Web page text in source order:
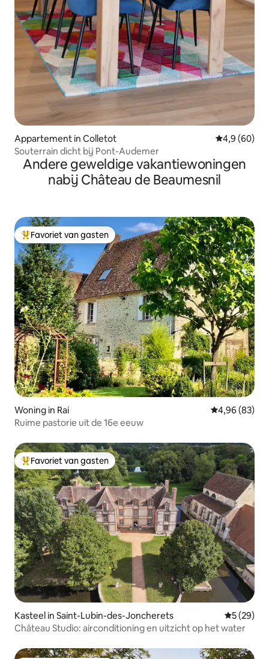
Appartement in Colletot Gemiddelde
4,9 (60)
Souterrain dicht bij Pont-Audemer
Andere geweldige vakantiewoningen
nabij Château de Beaumesnil
Topfavoriet van gasten
Favoriet van gasten
Woning in Rai Gemiddelde
4,96 (83)
Ruime pastorie uit de 16e eeuw
Topfavoriet van gasten
Favoriet van gasten
Kasteel in Saint-Lubin-des-Joncherets
5 (29)
Château Studio: airconditioning en uitzicht op het water